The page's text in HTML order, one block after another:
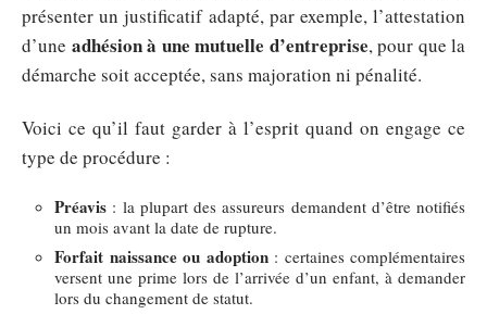
présenter un justificatif adapté, par exemple, l’attestation
d’une adhésion à une mutuelle d’entreprise, pour que la
démarche soit acceptée, sans majoration ni pénalité.
Voici ce qu’il faut garder à l’esprit quand on engage ce
type de procédure :
Préavis : la plupart des assureurs demandent d’être notifiés
un mois avant la date de rupture.
Forfait naissance ou adoption: certaines complémentaires
versent une prime lors de l’arrivée d’un enfant, à demander
lors du changement de statut.